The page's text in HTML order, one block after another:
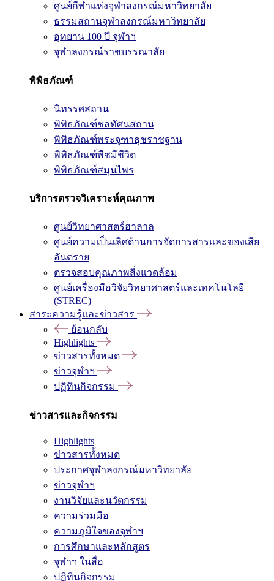
ศูนย์กีฬาแห่งจุฬาลงกรณ์มหาวิทยาลัย
ธรรมสถานจุฬาลงกรณ์มหาวิทยาลัย
อุทยาน 100 ปี จุฬาฯ
จุฬาลงกรณ์ราชบรรณาลัย
พิพิธภัณฑ์
นิทรรศสถาน
พิพิธภัณฑ์ชลทัศนสถาน
พิพิธภัณฑ์พระจุฑาธุชราชฐาน
พิพิธภัณฑ์พืชมีชีวิต
พิพิธภัณฑ์สมุนไพร
บริการตรวจวิเคราะห์คุณภาพ
ศูนย์วิทยาศาสตร์ฮาลาล
ศูนย์ความเป็นเลิศด้านการจัดการสารและของเสีย
อันตราย
ตรวจสอบคุณภาพสิ่งแวดล้อม
ศูนย์เครื่องมือวิจัยวิทยาศาสตร์และเทคโนโลยี
(STREC)
สาระความรู้และข่าวสาร
ย้อนกลับ
Highlights
ข่าวสารทั้งหมด
ข่าวจุฬาฯ
ปฏิทินกิจกรรม
ข่าวสารและกิจกรรม
Highlights
ข่าวสารทั้งหมด
ประกาศจุฬาลงกรณ์มหาวิทยาลัย
ข่าวจุฬาฯ
งานวิจัยและนวัตกรรม
ความร่วมมือ
ความภูมิใจของจุฬาฯ
การศึกษาและหลักสูตร
จุฬาฯ ในสื่อ
ปฏิทินกิจกรรม